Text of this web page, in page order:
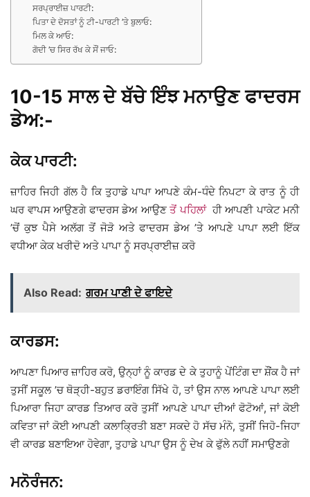
ਸਰਪ੍ਰਾਈਜ਼ ਪਾਰਟੀ:
ਪਿਤਾ ਦੇ ਦੋਸਤਾਂ ਨੂੰ ਟੀ-ਪਾਰਟੀ ’ਤੇ ਬੁਲਾਓ:
ਮਿਲ ਕੇ ਆਓ:
ਗੋਦੀ ’ਚ ਸਿਰ ਰੱਖ ਕੇ ਸੌਂ ਜਾਓ:
10-15 ਸਾਲ ਦੇ ਬੱਚੇ ਇੰਝ ਮਨਾਉਣ ਫਾਦਰਸ
ਡੇਅ:-
ਕੇਕ ਪਾਰਟੀ:
ਜ਼ਾਹਿਰ ਜਿਹੀ ਗੱਲ ਹੈ ਕਿ ਤੁਹਾਡੇ ਪਾਪਾ ਆਪਣੇ ਕੰਮ-ਧੰਦੇ ਨਿਪਟਾ ਕੇ ਰਾਤ ਨੂੰ ਹੀ
ਘਰ ਵਾਪਸ ਆਉਣਗੇ ਫਾਦਰਸ ਡੇਅ ਆਉਣ ਤੋਂ ਪਹਿਲਾਂਹੀ ਆਪਣੀ ਪਾਕੇਟ ਮਨੀ
’ਚੋਂ ਕੁਝ ਪੈਸੇ ਅਲੱਗ ਤੋਂ ਜੋੜੋ ਅਤੇ ਫਾਦਰਸ ਡੇਅ ’ਤੇ ਆਪਣੇ ਪਾਪਾ ਲਈ ਇੱਕ
ਵਧੀਆ ਕੇਕ ਖਰੀਦੋ ਅਤੇ ਪਾਪਾ ਨੂੰ ਸਰਪ੍ਰਾਈਜ਼ ਕਰੋ
Also Read: ਗਰਮ ਪਾਣੀ ਦੇ ਫਾਇਦੇ
ਕਾਰਡਸ:
ਆਪਣਾ ਪਿਆਰ ਜ਼ਾਹਿਰ ਕਰੋ, ਉਨ੍ਹਾਂ ਨੂੰ ਕਾਰਡ ਦੇ ਕੇ ਤੁਹਾਨੂੰ ਪੇਂਟਿੰਗ ਦਾ ਸ਼ੌਂਕ ਹੈ ਜਾਂ
ਤੁਸੀਂ ਸਕੂਲ ’ਚ ਥੋੜ੍ਹੀ-ਬਹੁਤ ਡਰਾਇੰਗ ਸਿੱਖੇ ਹੋ, ਤਾਂ ਉਸ ਨਾਲ ਆਪਣੇ ਪਾਪਾ ਲਈ
ਪਿਆਰਾ ਜਿਹਾ ਕਾਰਡ ਤਿਆਰ ਕਰੋ ਤੁਸੀਂ ਆਪਣੇ ਪਾਪਾ ਦੀਆਂ ਫੋਟੋਆਂ, ਜਾਂ ਕੋਈ
ਕਵਿਤਾ ਜਾਂ ਕੋਈ ਆਪਣੀ ਕਲਾਕ੍ਰਿਤੀ ਬਣਾ ਸਕਦੇ ਹੋ ਸੱਚ ਮੰਨੋ, ਤੁਸੀਂ ਜਿਹੋ-ਜਿਹਾ
ਵੀ ਕਾਰਡ ਬਣਾਇਆ ਹੋਵੇਗਾ, ਤੁਹਾਡੇ ਪਾਪਾ ਉਸ ਨੂੰ ਦੇਖ ਕੇ ਫੁੱਲੇ ਨਹੀਂ ਸਮਾਉਣਗੇ
ਮਨੋਰੰਜਨ: